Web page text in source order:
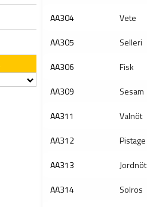
AA304
Vete
AA305
Selleri
AA306
Fisk
AA309
Sesam
AA311
Valnöt
AA312
Pistage
AA313
Jordnöt
AA314
Solros